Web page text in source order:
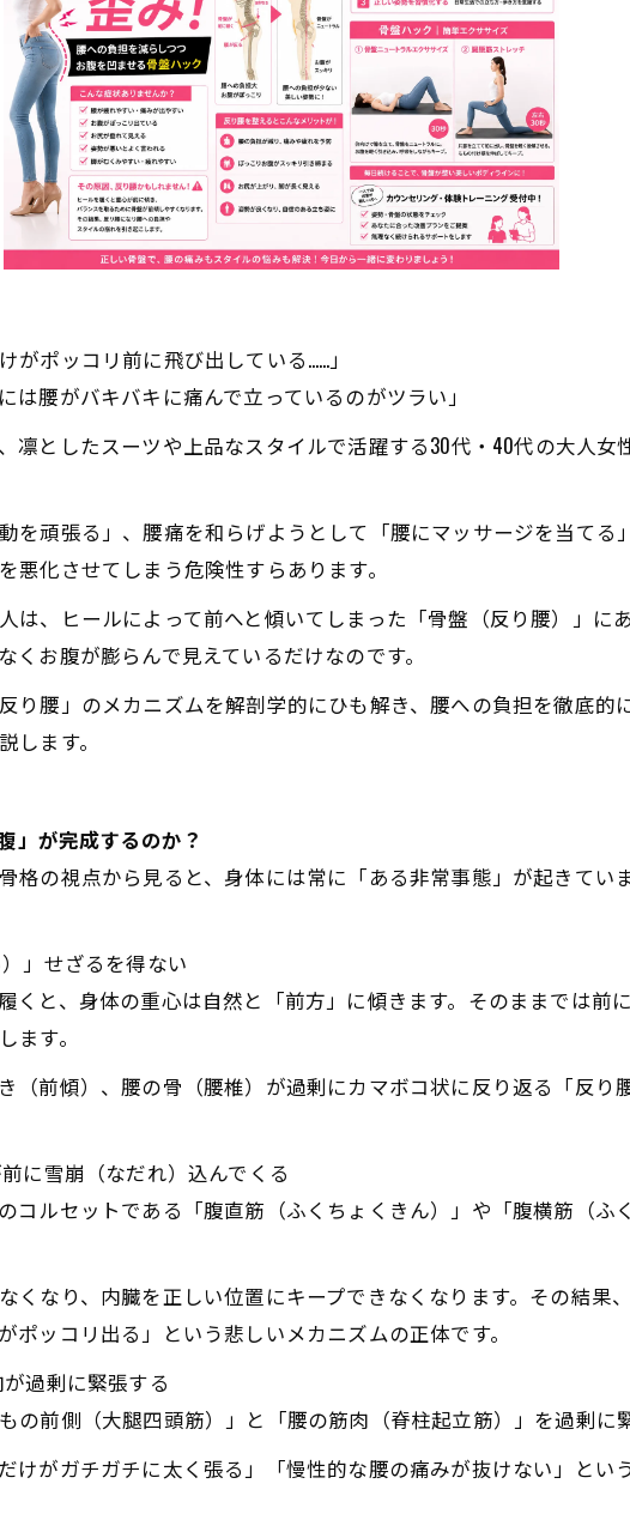
がポッコリ前に飛び出している……」
は腰がバキバキに痛んで立っているのがツラい」
凛としたスーツや上品なスタイルで活躍する30代・40代の大人
を頑張る」、腰痛を和らげようとして「腰にマッサージを当てる
化させてしまう危険性すらあります。
は、ヒールによって前へと傾いてしまった「骨盤（反り腰）」に
お腹が膨らんで見えているだけなのです。
り腰」のメカニズムを解剖学的にひも解き、腰への負担を徹底的
ます。
」が完成するのか？
格の視点から見ると、身体には常に「ある非常事態」が起きてい
」せざるを得ない
くと、身体の重心は自然と「前方」に傾きます。そのままでは前
す。
（前傾）、腰の骨（腰椎）が過剰にカマボコ状に反り返る「反り
に雪崩（なだれ）込んでくる
コルセットである「腹直筋（ふくちょくきん）」や「腹横筋（ふ
くなり、内臓を正しい位置にキープできなくなります。その結果
ッコリ出る」という悲しいメカニズムの正体です。
過剰に緊張する
前側（大腿四頭筋）」と「腰の筋肉（脊柱起立筋）」を過剰に
けがガチガチに太く張る」「慢性的な腰の痛みが抜けない」とい